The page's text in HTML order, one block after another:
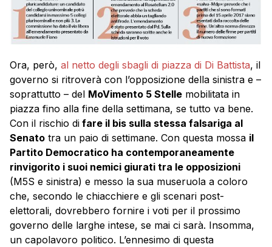
Ora, però, al netto degli sbagli di piazza di Di Battista, il
governo si ritroverà con l’opposizione della sinistra e –
soprattutto – del MoVimento 5 Stelle mobilitata in
piazza fino alla fine della settimana, se tutto va bene.
Con il rischio di fare il bis sulla stessa falsariga al
Senato tra un paio di settimane. Con questa mossa il
Partito Democratico ha contemporaneamente
rinvigorito i suoi nemici giurati tra le opposizioni
(M5S e sinistra) e messo la sua museruola a coloro
che, secondo le chiacchiere e gli scenari post-
elettorali, dovrebbero fornire i voti per il prossimo
governo delle larghe intese, se mai ci sarà. Insomma,
un capolavoro politico. L’ennesimo di questa